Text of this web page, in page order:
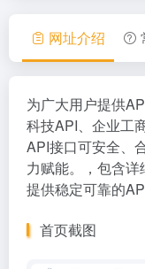
网址介绍
为广大用户提供
科技API、企业工
API接口可安全、
力赋能。，包含
提供稳定可靠的
首页截图